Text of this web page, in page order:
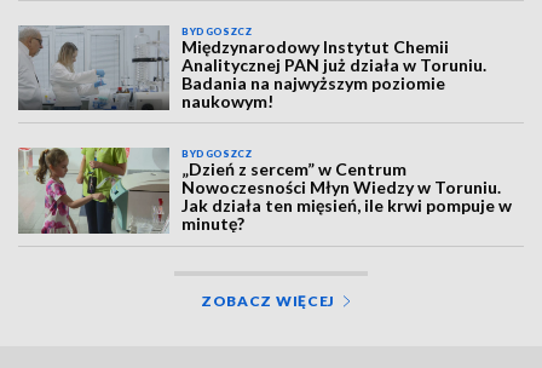
BYDGOSZCZ
Międzynarodowy Instytut Chemii
Analitycznej PAN już działa w Toruniu.
Badania na najwyższym poziomie
naukowym!
BYDGOSZCZ
„Dzień z sercem” w Centrum
Nowoczesności Młyn Wiedzy w Toruniu.
Jak działa ten mięsień, ile krwi pompuje w
minutę?
ZOBACZ WIĘCEJ